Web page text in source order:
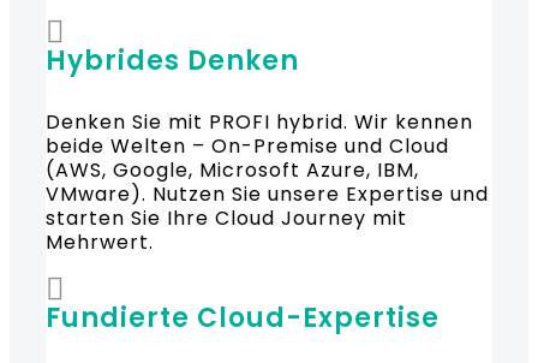
Hybrides Denken
Denken Sie mit PROFI hybrid. Wir kennen
beide Welten – On-Premise und Cloud
(AWS, Google, Microsoft Azure, IBM,
VMware). Nutzen Sie unsere Expertise und
starten Sie Ihre Cloud Journey mit
Mehrwert.
Fundierte Cloud-Expertise